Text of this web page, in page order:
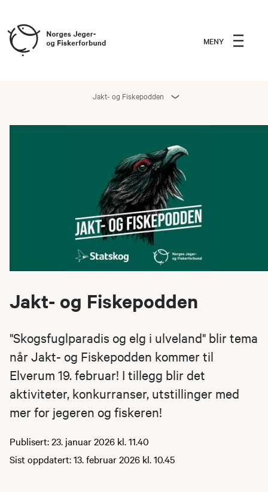
MENY
Jakt- og Fiskepodden
Jakt- og Fiskepodden
"Skogsfuglparadis og elg i ulveland" blir tema
når Jakt- og Fiskepodden kommer til
Elverum 19. februar! I tillegg blir det
aktiviteter, konkurranser, utstillinger med
mer for jegeren og fiskeren!
Publisert: 23. januar 2026 kl. 11.40
Sist oppdatert: 13. februar 2026 kl. 10.45